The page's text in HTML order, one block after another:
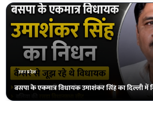
उत्तरप्रदेश
जनता ने भाजपा को हराया, इंडिया गठबंधन की बड़ी जीत